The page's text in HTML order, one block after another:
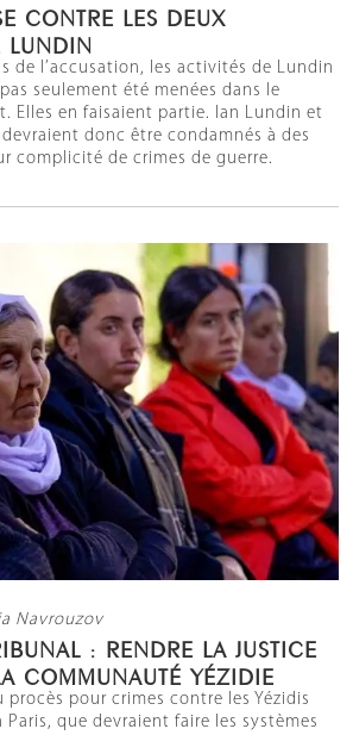
CONTRE LES DEUX
LUNDIN
de l’accusation, les activités de Lundin
seulement été menées dans le
Elles en faisaient partie. Ian Lundin et
donc être condamnés à des
complicité de crimes de guerre.
Navrouzov
: RENDRE LA JUSTICE
COMMUNAUTÉ YÉZIDIE
procès pour crimes contre les Yézidis
Paris, que devraient faire les systèmes